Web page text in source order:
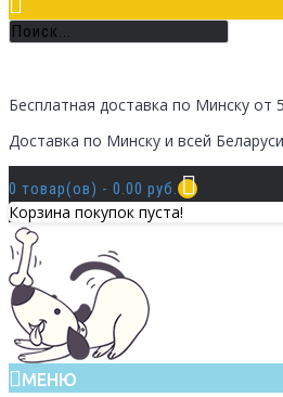
Бесплатная доставка по Минску от
Доставка по Минску и всей Беларуси
0 товар(ов) - 0.00 руб.
Корзина покупок пуста!
МЕНЮ